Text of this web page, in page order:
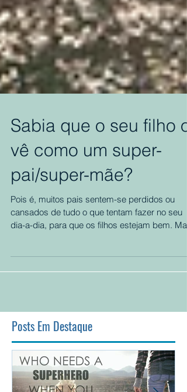
Sabia que o seu filho o
vê como um super-
pai/super-mãe?
Pois é, muitos pais sentem-se perdidos ou
dia-a-dia, para que os filhos estejam bem.
na...
Posts Em Destaque